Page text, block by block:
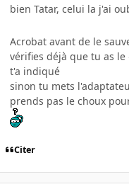
bien Tatar, celui la j'ai
Acrobat avant de le
vérifies déjà que tu as
t'a indiqué
sinon tu mets
prends pas le choux
Citer